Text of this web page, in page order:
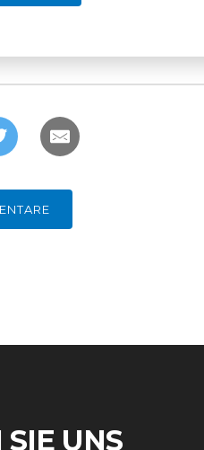
SIE UNS